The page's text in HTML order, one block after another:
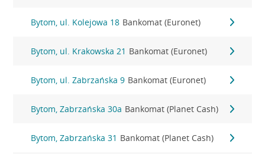
Bytom, ul. Kolejowa 18 Bankomat (Euronet)
Bytom, ul. Krakowska 21 Bankomat (Euronet)
Bytom, ul. Zabrzańska 9 Bankomat (Euronet)
Bytom, Zabrzańska 30a Bankomat (Planet Cash)
Bytom, Zabrzańska 31 Bankomat (Planet Cash)